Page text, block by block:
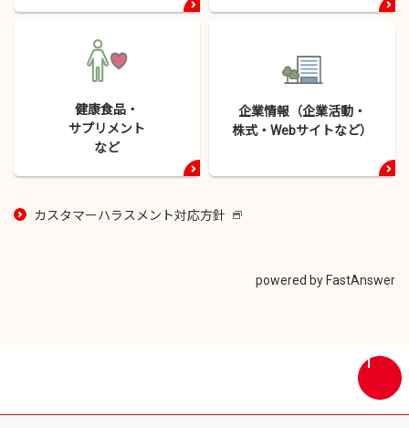
健康食品・
サプリメント
など
企業情報（企業活動・
株式・ Webサイトなど）
カスタマーハラスメント対応方針 新
き
powered by FastAnswer
画
面